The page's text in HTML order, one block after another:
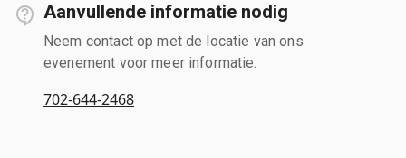
Aanvullende informatie nodig
Neem contact op met de locatie van ons
evenement voor meer informatie.
702-644-2468